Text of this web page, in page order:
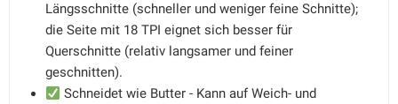
Längsschnitte (schneller und weniger feine Schnitte);
die Seite mit 18 TPI eignet sich besser für
Querschnitte (relativ langsamer und feiner
geschnitten).
Schneidet wie Butter - Kann auf Weich- und